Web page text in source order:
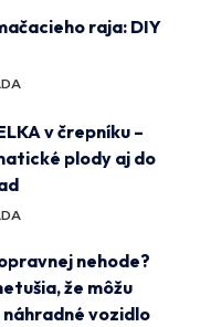
raja: DIY
v črepníku –
plody aj do
nehode?
že môžu
vozidlo